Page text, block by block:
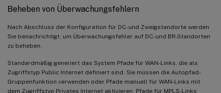
Beheben von Überwachungsfehlern
Nach Abschluss der Konfiguration für DC- und Zweigstandorte werden
Sie benachrichtigt, um Überwachungsfehler auf DC- und BR-Standorten
zu beheben.
Standardmäßig generiert das System Pfade für WAN-Links, die als
Zugriffstyp Public Internet definiert sind. Sie müssen die Autopfad-
Gruppenfunktion verwenden oder Pfade manuell für WAN-Links mit
dem Zugriffstyp Privates Internet aktivieren. Pfade für MPLS-Links